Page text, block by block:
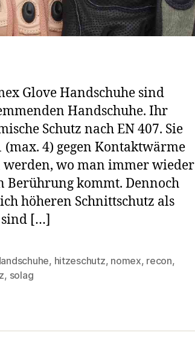
Glove Handschuhe sind
Handschuhe. Ihr
Schutz nach EN 407. Sie
(max. 4) gegen Kontaktwärme
wo man immer wieder
kommt. Dennoch
höheren Schnittschutz als
sind […]
, hitzeschutz, nomex, recon,
, solag